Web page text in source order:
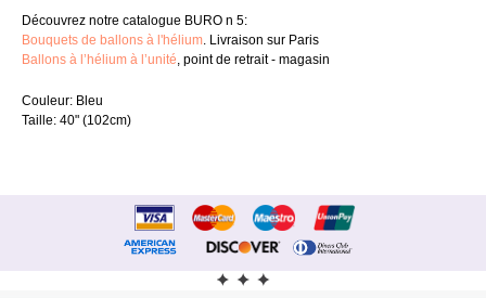
Découvrez notre catalogue BURO n 5:
Bouquets de ballons à l'hélium. Livraison sur Paris
Ballons à l’hélium à l’unité, point de retrait - magasin
Couleur: Bleu
Taille: 40" (102cm)